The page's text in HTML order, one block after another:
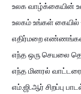
உலக வாழ்க்கையின்
உலகம் உங்கள் கையில்
எதிர்மறை
எந்த ஒரு செயலை
எந்த மினரல் வாட்டரை
எம்.ஜி.ஆர் சிறப்பு